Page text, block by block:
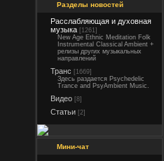
Разделы новостей
Расслабляющая и духовная
музыка [1261]
New Age Ethnic Meditation Folk
Instrumental Classical Ambient +
релизы других музыкальных
направлений
Транс [1669]
Здесь раздается Psychedelic
Trance and PsyAmbient Music.
Видео [8]
Статьи [2]
Мини-чат